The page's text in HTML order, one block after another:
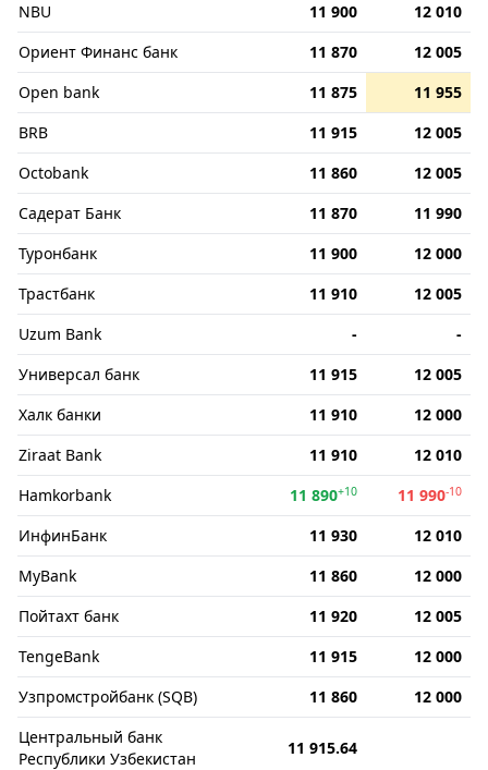
NBU
11 900
12 010
Ориент Финанс банк
11 870
12 005
Open bank
11 875
11 955
BRB
11 915
12 005
Octobank
11 860
12 005
Садерат Банк
11 870
11 990
Туронбанк
11 900
12 000
Трастбанк
11 910
12 005
Uzum Bank
-
-
Универсал банк
11 915
12 005
Халк банки
11 910
12 000
Ziraat Bank
11 910
12 010
Hamkorbank
11 890+10 11 990-10
ИнфинБанк 11 930
12 010
MyBank
11 860
12 000
Пойтахт банк
11 920
12 005
TengeBank
11 915
12 000
Узпромстройбанк (SQB)
11 860
12 000
Центральный банк
Республики Узбекистан
11 915.64